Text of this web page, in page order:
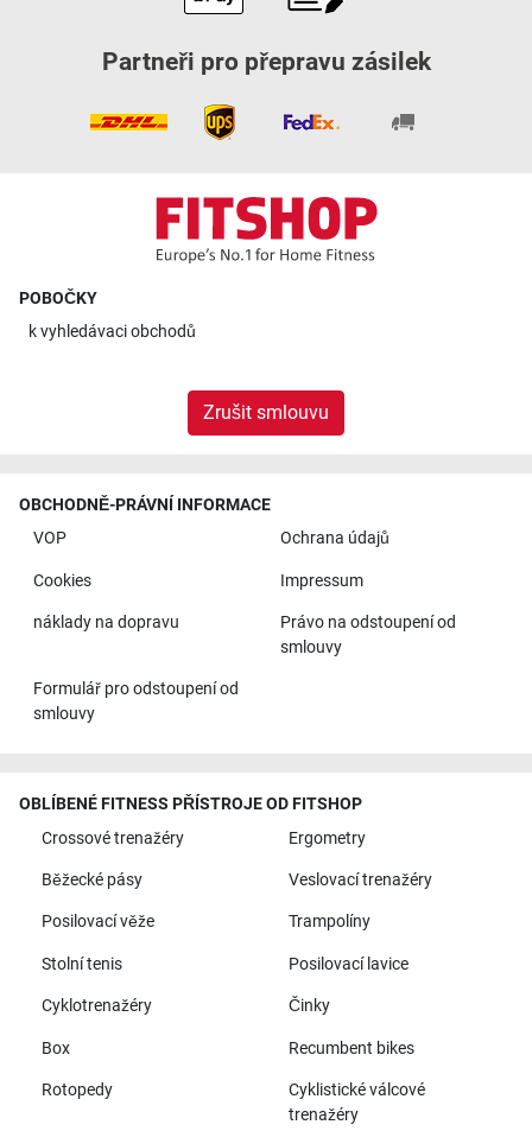
Partneři pro přepravu zásilek
POBOČKY
kvyhledávaci obchodů
Zrušit smlouvu
OBCHODNĚ-PRÁVNÍ INFORMACE
VOP
Ochrana údajů
Cookies Impressum
náklady na dopravu
Právo na odstoupení od
smlouvy
Formulář pro odstoupení od
smlouvy
OBLÍBENÉ FITNESS PŘÍSTROJE OD FITSHOP
Crossové trenažéry
Ergometry
Běžecké pásy Veslovací trenažéry
Posilovací věže Trampolíny
Stolní tenis Posilovací lavice
Cyklotrenažéry Činky
Box Recumbent bikes
Rotopedy
Cyklistické válcové
trenažéry